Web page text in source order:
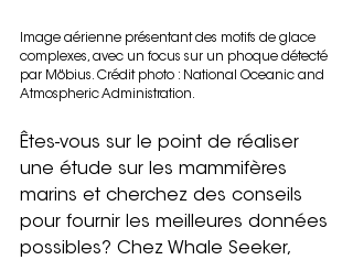
Image aérienne présentant des motifs de glace
complexes, avec un focus sur un phoque détecté
par Möbius. Crédit photo : National Oceanic and
Atmospheric Administration.
Êtes-vous sur le point de réaliser
une étude sur les mammifères
marins et cherchez des conseils
pour fournir les meilleures données
possibles? Chez Whale Seeker,